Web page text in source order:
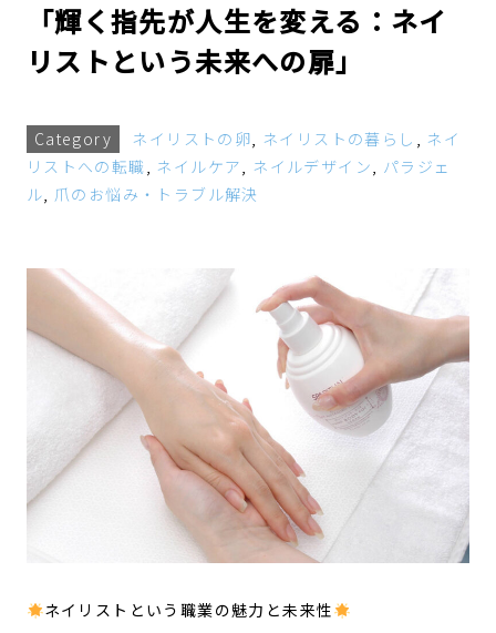
「輝く指先が人生を変える：ネイ
リストという未来への扉」
Category ネイリストの卵, ネイリストの暮らし , ネイ
リストへの転職, ネイルケア, ネイルデザイン, パラジェ
ル, 爪のお悩み・トラブル解決
ネイリストという職業の魅力と未来性